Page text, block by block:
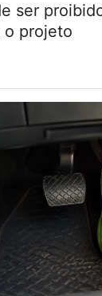
ser
o projeto